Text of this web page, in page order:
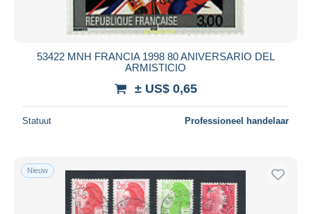
53422 MNH FRANCIA 1998 80 ANIVERSARIO DEL
ARMISTICIO
± US$ 0,65
Statuut Professioneel handelaar
Nieuw